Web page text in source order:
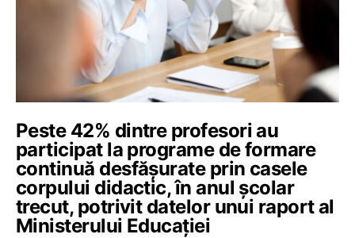
Peste 42% dintre profesori au
participat la programe de formare
continuă desfășurate prin casele
corpului didactic, în anul școlar
trecut, potrivit datelor unui raport al
Ministerului Educației